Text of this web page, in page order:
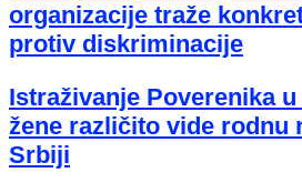
organizacije traže
protiv diskriminacije
Istraživanje Poverenika
žene različito vide rodnu
Srbiji